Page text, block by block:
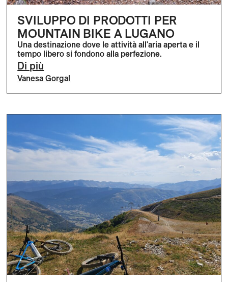
SVILUPPO DI PRODOTTI PER
MOUNTAIN BIKE A LUGANO
Una destinazione dove le attività all'aria aperta e il
tempo libero si fondono alla perfezione.
Di più
Vanesa Gorgal